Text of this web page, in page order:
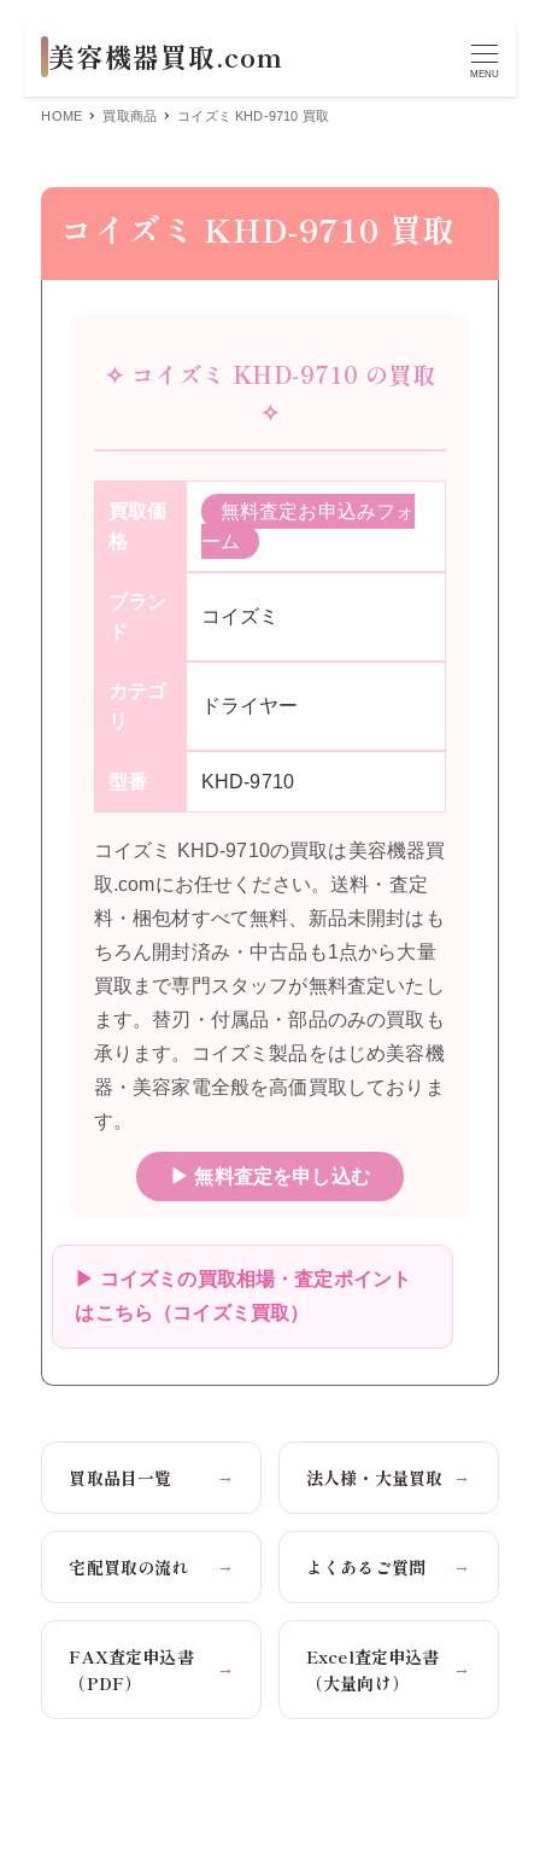
MENU
HOME 買取商品 コイズミ KHD-9710 買取
コイズミ KHD-9710 買取
✧ コイズミ KHD-9710 の買取
✧
買取価
格
無料査定お申込みフォ
ーム
ブラン
ド
コイズミ
カテゴ
リ
ドライヤー
型番 KHD-9710
コイズミ KHD-9710の買取は美容機器買
取.comにお任せください。送料・査定
料・梱包材すべて無料、新品未開封はも
ちろん開封済み・中古品も1点から大量
買取まで専門スタッフが無料査定いたし
ます。替刃・付属品・部品のみの買取も
承ります。コイズミ製品をはじめ美容機
器・美容家電全般を高価買取しておりま
す。
▶ 無料査定を申し込む
▶ コイズミの買取相場・査定ポイント
はこちら（コイズミ買取）
買取品目一覧 → 法人様・大量買取 →
宅配買取の流れ → よくあるご質問 →
FAX査定申込書
（PDF）
→
Excel査定申込書
（大量向け）
→